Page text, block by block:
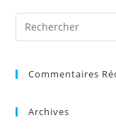
Commentaires
Archives